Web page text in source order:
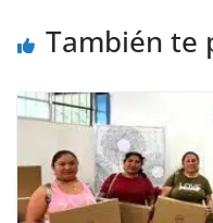
k
También te